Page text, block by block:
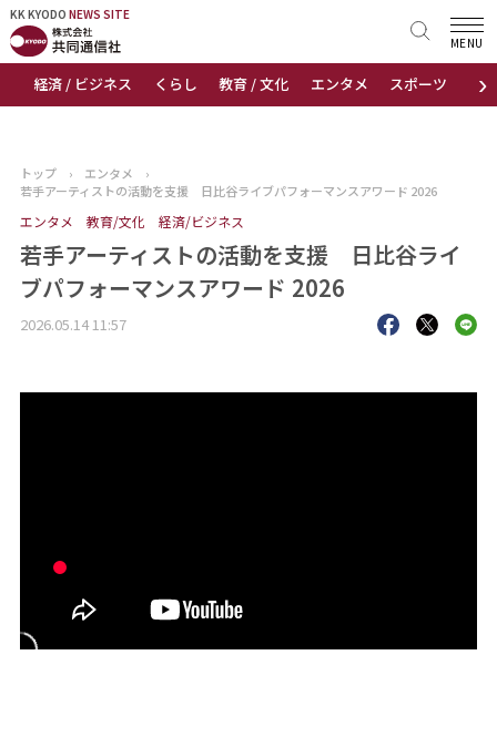
KK KYODO NEWS SITE
›
経済 / ビジネス くらし 教育 / 文化 エンタメ スポーツ 地域
MENU
KK KYODONEWS SITE
トップページ
ニュース
おすすめコンテンツ
出版物
トップ › エンタメ
›
若手アーティストの活動を支援 日比谷ライブパフォーマンスアワード 2026
エンタメ 教育/文化 経済/ビジネス
若手アーティストの活動を支援 日比谷ライ
ブパフォーマンスアワード 2026
2026.05.14 11:57